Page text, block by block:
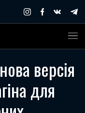
версія
для